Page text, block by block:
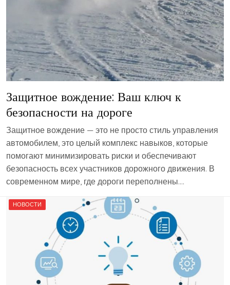
Защитное вождение: Ваш ключ к
безопасности на дороге
Защитное вождение — это не просто стиль управления
автомобилем, это целый комплекс навыков, которые
помогают минимизировать риски и обеспечивают
безопасность всех участников дорожного движения. В
современном мире, где дороги переполнены….
НОВОСТИ